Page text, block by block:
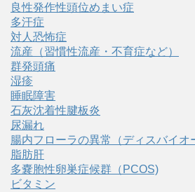
良性発作性頭位めまい症
多汗症
対人恐怖症
流産（習慣性流産・不育症など）
群発頭痛
湿疹
睡眠障害
石灰沈着性腱板炎
尿漏れ
腸内フローラの異常（ディスバイオ
脂肪肝
多嚢胞性卵巣症候群（PCOS)
ビタミン